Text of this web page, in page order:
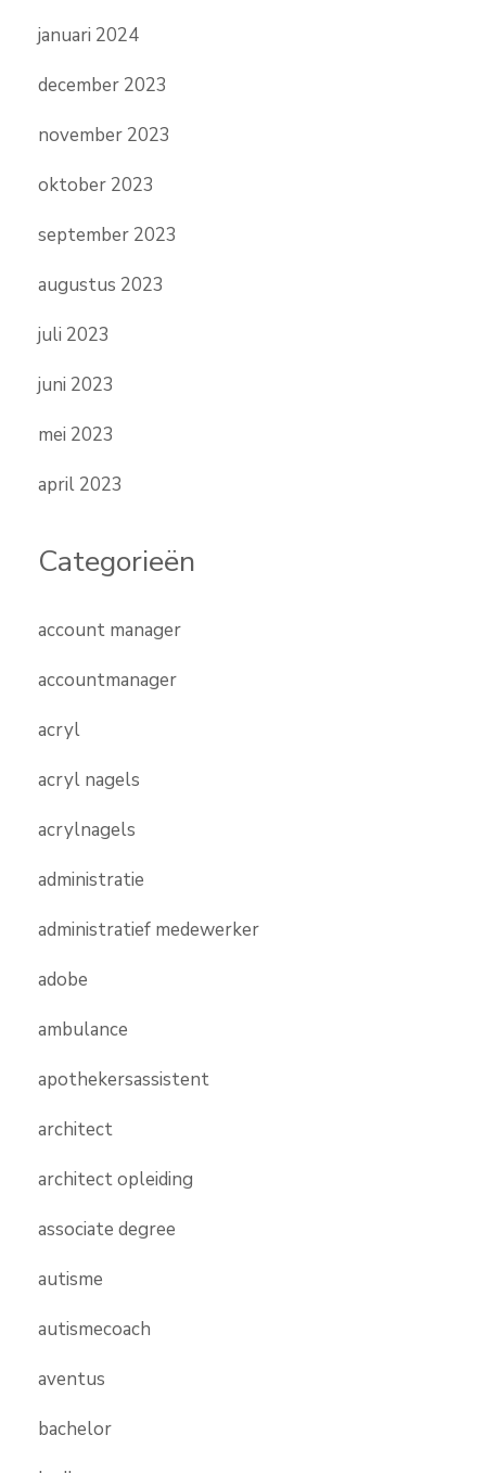
januari 2024
december 2023
november 2023
oktober 2023
september 2023
augustus 2023
juli 2023
juni 2023
mei 2023
april 2023
Categorieën
account manager
accountmanager
acryl
acryl nagels
acrylnagels
administratie
administratief medewerker
adobe
ambulance
apothekersassistent
architect
architect opleiding
associate degree
autisme
autismecoach
aventus
bachelor